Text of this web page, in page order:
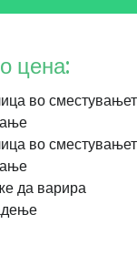
цена:
во
во
да варира